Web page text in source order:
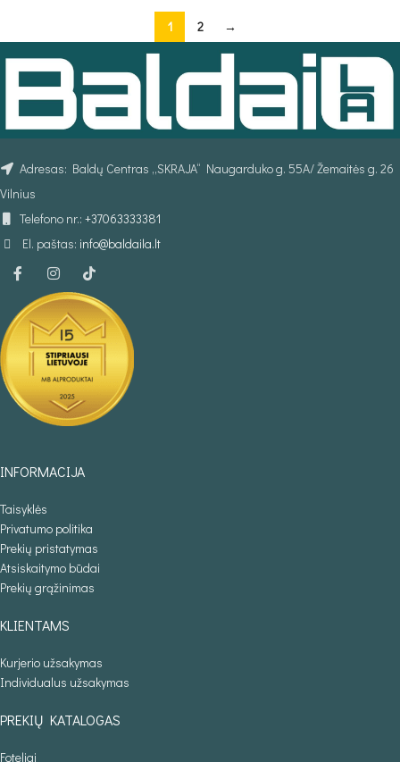
1 2 →
Adresas: Baldų Centras „SKRAJA“ Naugarduko g. 55A/ Žemaitės g. 26
Vilnius
Telefono nr.: +37063333381
El. paštas: info@baldaila.lt
INFORMACIJA
Taisyklės
Privatumo politika
Prekių pristatymas
Atsiskaitymo būdai
Prekių grąžinimas
KLIENTAMS
Kurjerio užsakymas
Individualus užsakymas
PREKIŲ KATALOGAS
Foteliai